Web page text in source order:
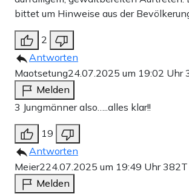
bittet um Hinweise aus der
2
Antworten
Maotsetung24.07.2025 um 19:02 Uhr
Melden
3 Jungmänner also…..alles klar!!
19
Antworten
Meier224.07.2025 um 19:49 Uhr382T
Melden